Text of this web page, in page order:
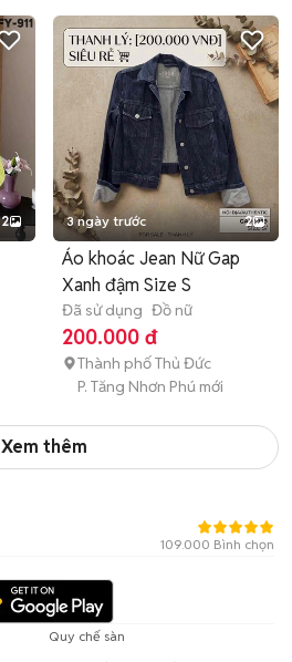
2 3 ngày trước 2
Áo khoác Jean Nữ Gap
Xanh đậm Size S
Đã sử dụng Đồ nữ
200.000 đ
Thành phố Thủ Đức
P. Tăng Nhơn Phú mới
Xem thêm
109.000 Bình chọn
Quy chế sàn